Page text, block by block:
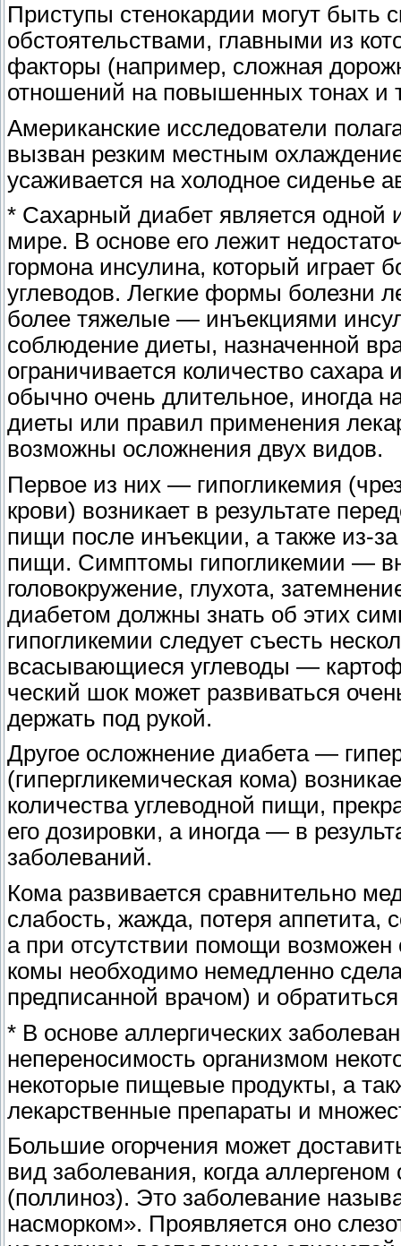
Приступы стенокардии могут быть
обстоятельствами, главными из
факторы (например, сложная
отношений на повышенных тонах и
Американские исследователи
вызван резким местным
усаживается на холодное сиденье
* Сахарный диабет является одной
мире. В основе его лежит
гормона инсулина, который играет
углеводов. Легкие формы болезни
более тяжелые — инъекциями
соблюдение диеты, назначенной
ограничивается количество сахара
обычно очень длительное, иногда
диеты или правил применения
возможны осложнения двух видов.
Первое из них — гипогликемия
крови) возникает в результате
пищи после инъекции, а также из-
пищи. Симптомы гипогликемии —
головокружение, глухота,
диабетом должны знать об этих
гипогликемии следует съесть
всасывающиеся углеводы —
ческий шок может развиваться
держать под рукой.
Другое осложнение диабета —
(гипергликемическая кома)
количества углеводной пищи,
его дозировки, а иногда — в
заболеваний.
Кома развивается сравнительно
слабость, жажда, потеря аппетита,
а при отсутствии помощи
комы необходимо немедленно
предписанной врачом) и обратиться
* В основе аллергических
непереносимость организмом
некоторые пищевые продукты, а
лекарственные препараты и
Большие огорчения может
вид заболевания, когда
(поллиноз). Это заболевание
насморком». Проявляется оно